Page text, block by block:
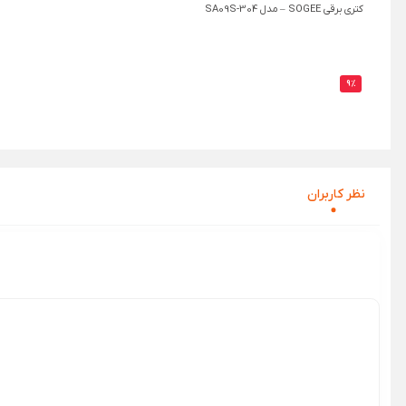
کتری برقی SOGEE – مدل SA09S-304
9%
نظر‌ کاربران